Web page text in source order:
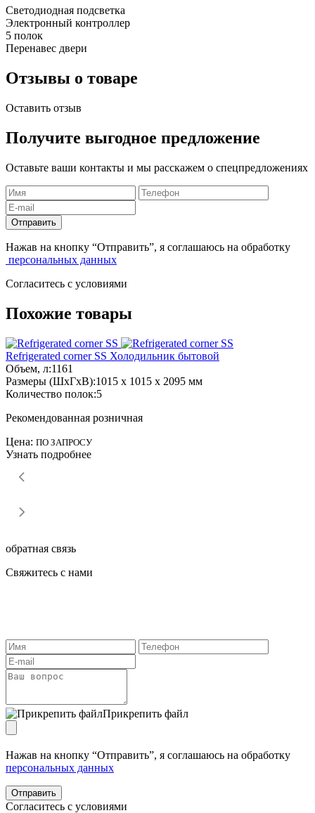
Светодиодная подсветка
Электронный контроллер
5 полок
Перенавес двери
Отзывы о товаре
Оставить отзыв
Получите выгодное предложение
Оставьте ваши контакты и мы расскажем о спецпредложениях
Отправить
Нажав на кнопку “Отправить”, я соглашаюсь на обработку
персональных данных
Согласитесь с условиями
Похожие товары
Refrigerated corner SS Холодильник бытовой
Объем, л:1161
Размеры (ШхГхВ):1015 x 1015 x 2095 мм
Количество полок:5
Рекомендованная розничная
Цена: ПО ЗАПРОСУ
Узнать подробнее
обратная связь
Свяжитесь с нами
Прикрепить файл
Нажав на кнопку “Отправить”, я соглашаюсь на обработку
персональных данных
Отправить
Согласитесь с условиями